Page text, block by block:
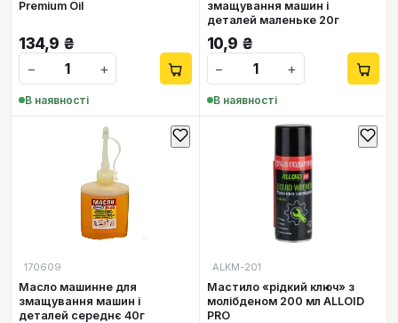
Premium Oil
134,9 ₴
−
+
В наявності
змащування машин і
деталей маленьке 20г
10,9 ₴
−
+
В наявності
170609
Масло машинне для
змащування машин і
деталей середнє 40г
ALKM-201
Мастило «рідкий ключ» з
молібденом 200 мл ALLOID
PRO